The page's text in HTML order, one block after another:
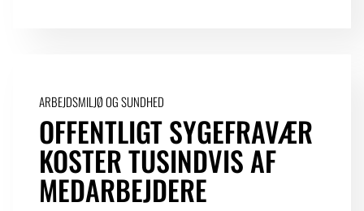
ARBEJDSMILJØ OG SUNDHED
OFFENTLIGT SYGEFRAVÆR
KOSTER TUSINDVIS AF
MEDARBEJDERE